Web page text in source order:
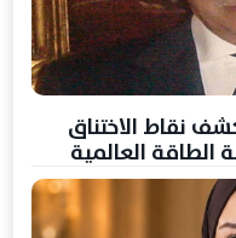
نقاط الاختناق
الطاقة العالمية